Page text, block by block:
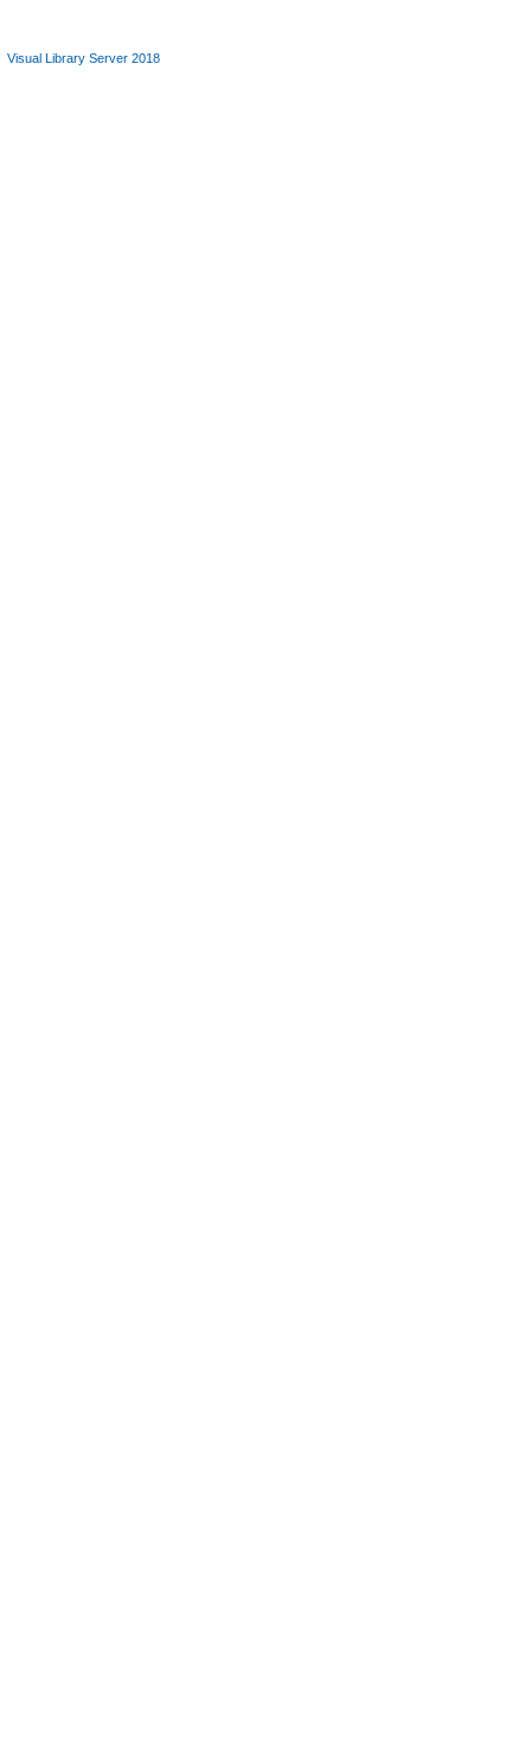
Visual Library Server 2018